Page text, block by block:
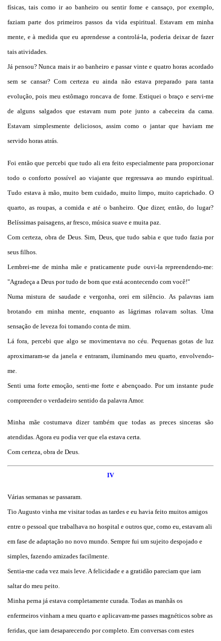
físicas, tais como ir ao banheiro ou sentir fome e cansaço, por exemplo,
faziam parte dos primeiros passos da vida espiritual. Estavam em minha
mente, e à medida que eu aprendesse a controlá-la, poderia deixar de fazer
tais atividades.
Já pensou? Nunca mais ir ao banheiro e passar vinte e quatro horas acordado
sem se cansar? Com certeza eu ainda não estava preparado para tanta
evolução, pois meu estômago roncava de fome. Estiquei o braço e servi-me
de alguns salgados que estavam num pote junto a cabeceira da cama.
Estavam simplesmente deliciosos, assim como o jantar que haviam me
servido horas atrás.
Foi então que percebi que tudo ali era feito especialmente para proporcionar
todo o conforto possível ao viajante que regressava ao mundo espiritual.
Tudo estava à mão, muito bem cuidado, muito limpo, muito caprichado. O
quarto, as roupas, a comida e até o banheiro. Que dizer, então, do lugar?
Belíssimas paisagens, ar fresco, música suave e muita paz.
Com certeza, obra de Deus. Sim, Deus, que tudo sabia e que tudo fazia por
seus filhos.
Lembrei-me de minha mãe e praticamente pude ouvi-la repreendendo-me:
"Agradeça a Deus por tudo de bom que está acontecendo com você!"
Numa mistura de saudade e vergonha, orei em silêncio. As palavras iam
brotando em minha mente, enquanto as lágrimas rolavam soltas. Uma
sensação de leveza foi tomando conta de mim.
Lá fora, percebi que algo se movimentava no céu. Pequenas gotas de luz
aproximaram-se da janela e entraram, iluminando meu quarto, envolvendo-
me.
Senti uma forte emoção, senti-me forte e abençoado. Por um instante pude
compreender o verdadeiro sentido da palavra Amor.
Minha mãe costumava dizer também que todas as preces sinceras são
atendidas. Agora eu podia ver que ela estava certa.
Com certeza, obra de Deus.
IV
Várias semanas se passaram.
Tio Augusto vinha me visitar todas as tardes e eu havia feito muitos amigos
entre o pessoal que trabalhava no hospital e outros que, como eu, estavam ali
em fase de adaptação no novo mundo. Sempre fui um sujeito despojado e
simples, fazendo amizades facilmente.
Sentia-me cada vez mais leve. A felicidade e a gratidão pareciam que iam
saltar do meu peito.
Minha perna já estava completamente curada. Todas as manhãs os
enfermeiros vinham a meu quarto e aplicavam-me passes magnéticos sobre as
feridas, que iam desaparecendo por completo. Em conversas com estes